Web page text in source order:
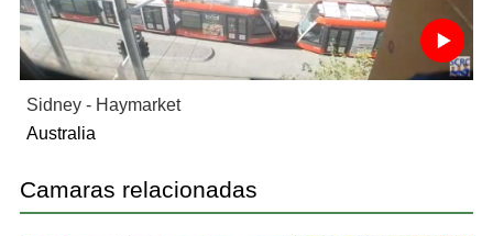
Sidney - Haymarket
Australia
Camaras relacionadas